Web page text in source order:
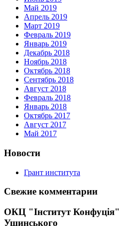
Май 2019
Апрель 2019
Март 2019
Февраль 2019
Январь 2019
Декабрь 2018
Ноябрь 2018
Октябрь 2018
Сентябрь 2018
Август 2018
Февраль 2018
Январь 2018
Октябрь 2017
Август 2017
Май 2017
Новости
Грант института
Свежие комментарии
ОКЦ "Інститут Конфуція"
Ушинського